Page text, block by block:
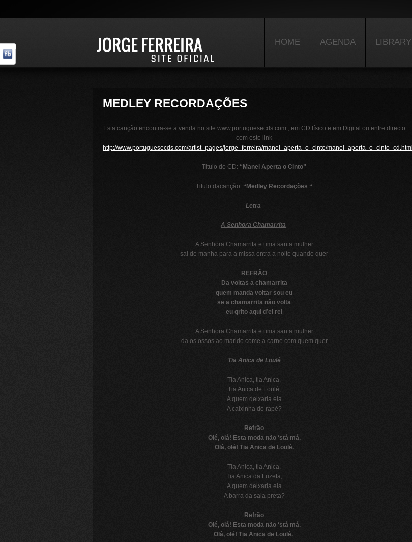
HOME AGENDA LIBRARY
MEDLEY RECORDAÇÕES
Esta canção encontra-se a venda no site www.portuguesecds.com , em CD físico e em Digital ou entre directo
com este link
http://www.portuguesecds.com/artist_pages/jorge_ferreira/manel_aperta_o_cinto/manel_aperta_o_cinto_cd.html
Titulo do CD: “Manel Aperta o Cinto”
Titulo dacanção: “Medley Recordações “
Letra
A Senhora Chamarrita
A Senhora Chamarrita e uma santa mulher
sai de manha para a missa entra a noite quando quer
REFRÃO
Da voltas a chamarrita
quem manda voltar sou eu
se a chamarrita não volta
eu grito aqui d’el rei
A Senhora Chamarrita e uma santa mulher
da os ossos ao marido come a carne com quem quer
Tia Anica de Loulé
Tia Anica, tia Anica,
Tia Anica de Loulé,
A quem deixaria ela
A caixinha do rapé?
Refrão
Olé, olá! Esta moda não ‘stá má.
Olá, olé! Tia Anica de Loulé.
Tia Anica, tia Anica,
Tia Anica da Fuzeta,
A quem deixaria ela
A barra da saia preta?
Refrão
Olé, olá! Esta moda não ‘stá má.
Olá, olé! Tia Anica de Loulé.